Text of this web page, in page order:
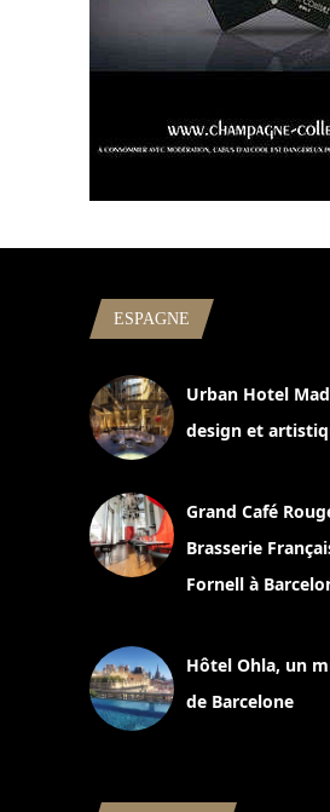
ESPAGNE
Urban Hotel
design et
Grand Café
Brasserie
Fornell à
Hôtel Ohla, un
de Barcelone